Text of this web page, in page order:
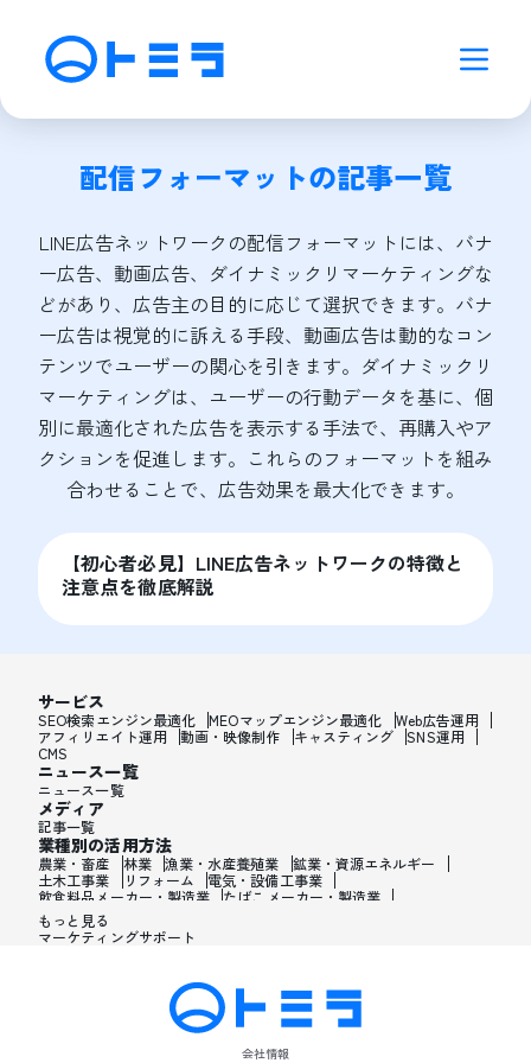
配信フォーマットの記事一覧
LINE広告ネットワークの配信フォーマットには、バナ
ー広告、動画広告、ダイナミックリマーケティングな
どがあり、広告主の目的に応じて選択できます。バナ
ー広告は視覚的に訴える手段、動画広告は動的なコン
テンツでユーザーの関心を引きます。ダイナミックリ
マーケティングは、ユーザーの行動データを基に、個
別に最適化された広告を表示する手法で、再購入やア
クションを促進します。これらのフォーマットを組み
合わせることで、広告効果を最大化できます。
【初心者必見】LINE広告ネットワークの特徴と
注意点を徹底解説
サービス
SEO検索エンジン最適化 MEOマップエンジン最適化
Web広告運用
アフィリエイト運用
動画・映像制作 キャスティング
SNS運用
CMS
ニュース一覧
ニュース一覧
メディア
記事一覧
業種別の活用方法
農業・畜産 林業 漁業・水産養殖業
鉱業・資源エネルギー
土木工事業
リフォーム
電気・設備工事業
飲食料品メーカー・製造業
たばこメーカー・製造業
飼料・ペットフードメーカー・製造業
木材・建材メーカー・製造業
家具・オフィス用品メーカー・製造業
印刷・製本・印刷加工メーカー・製造業
医薬品メーカー・製造業
化粧品メーカー・製造業
香水メーカー・製造業
シャンプー・リンスメーカー・製造業
ワックス・整髪料・薄毛薬メーカー・製造業
歯磨き粉・日焼け止め・髭剃り用化粧品メーカー・製造業
もっと見る
マーケティングサポート
会社情報